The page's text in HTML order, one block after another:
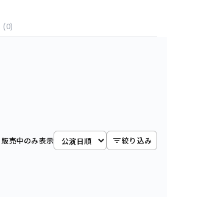
(0)
販売中のみ表示 絞り込み